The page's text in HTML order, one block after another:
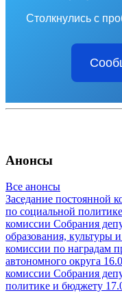
Столкнулись с
Анонсы
Все анонсы
Заседание постоянной
по социальной политике
комиссии Собрания
образования, культуры
комиссии по наградам
автономного округа
комиссии Собрания
политике и бюджету